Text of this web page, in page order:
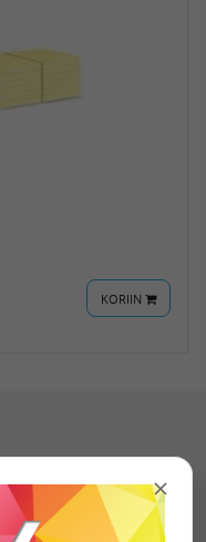
KORIIN